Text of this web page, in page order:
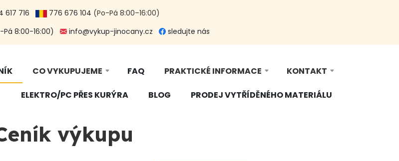
617 716 776 676 104 (Po-Pá 8:00–16:00)
8:00-16:00)
info@vykup-jinocany.cz sledujte nás
CO VYKUPUJEME FAQ PRAKTICKÉ INFORMACE KONTAKT
ELEKTRO/PC PŘES KURÝRA BLOG PRODEJ VYTŘÍDĚNÉHO MATERIÁLU
výkupu